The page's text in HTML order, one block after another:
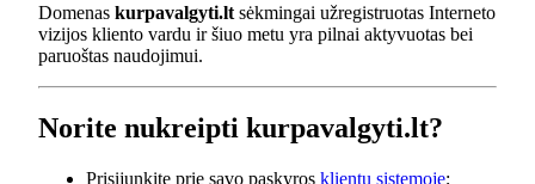
Domenas kurpavalgyti.lt sėkmingai užregistruotas Interneto
vizijos kliento vardu ir šiuo metu yra pilnai aktyvuotas bei
paruoštas naudojimui.
Norite nukreipti kurpavalgyti.lt?
Prisijunkite prie savo paskyros klientų sistemoje;